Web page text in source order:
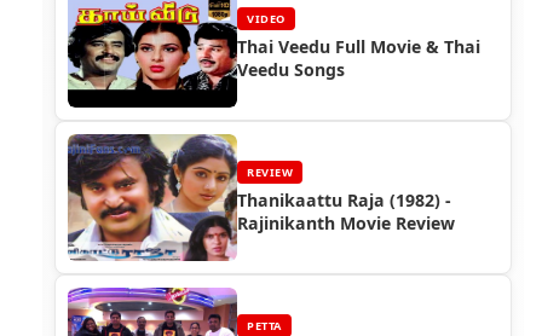
VIDEO
Thai Veedu Full Movie & Thai
Veedu Songs
REVIEW
Thanikaattu Raja (1982) -
Rajinikanth Movie Review
PETTA